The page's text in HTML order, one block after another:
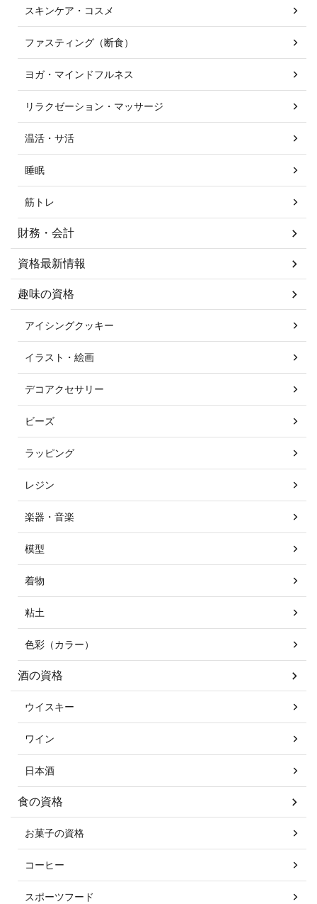
スキンケア・コスメ
ファスティング（断食）
ヨガ・マインドフルネス
リラクゼーション・マッサージ
温活・サ活
睡眠
筋トレ
財務・会計
資格最新情報
趣味の資格
アイシングクッキー
イラスト・絵画
デコアクセサリー
ビーズ
ラッピング
レジン
楽器・音楽
模型
着物
粘土
色彩（カラー）
酒の資格
ウイスキー
ワイン
日本酒
食の資格
お菓子の資格
コーヒー
スポーツフード